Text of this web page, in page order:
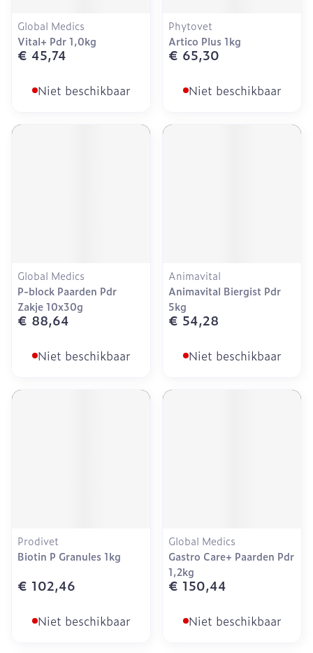
Global Medics
Vital+ Pdr 1,0kg
€ 45,74
Niet beschikbaar
Phytovet
Artico Plus 1kg
€ 65,30
Niet beschikbaar
Global Medics
P-block Paarden Pdr
Zakje 10x30g
€ 88,64
Niet beschikbaar
Animavital
Animavital Biergist Pdr
5kg
€ 54,28
Niet beschikbaar
Prodivet
Biotin P Granules 1kg
€ 102,46
Niet beschikbaar
Global Medics
Gastro Care+ Paarden Pdr
1,2kg
€ 150,44
Niet beschikbaar